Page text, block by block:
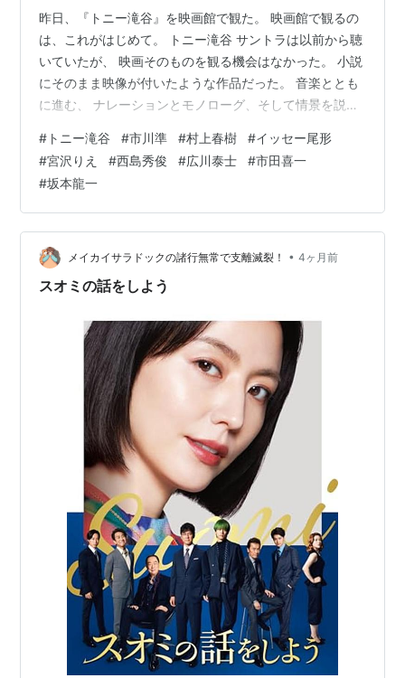
昨日、『トニー滝谷』を映画館で観た。 映画館で観るの
は、これがはじめて。 トニー滝谷 サントラは以前から聴
いていたが、 映画そのものを観る機会はなかった。 小説
にそのまま映像が付いたような作品だった。 音楽ととも
に進む、 ナレーションとモノローグ、そして情景を説明
にそっくりな久子の内面を吐露するモノローグが中心だ
が、 英子の洋服でいっぱいの部屋で泣いている久子の場
面では、 トニー滝谷がドアを開けて声をかける行動を、
“採用面接に来た久子の台詞” として語らせるという、 独
特の手法が使われている。 いわゆる登場人物同士の会話
は、ほとんどない。…
# トニー滝谷 #市川準 #村上春樹 #イッセー尾形
#宮沢りえ #西島秀俊 #広川泰士 #市田喜一
#坂本龍一
メイカイサラドックの諸行無常で支離滅裂！ • 4ヶ月前
スオミの話をしよう